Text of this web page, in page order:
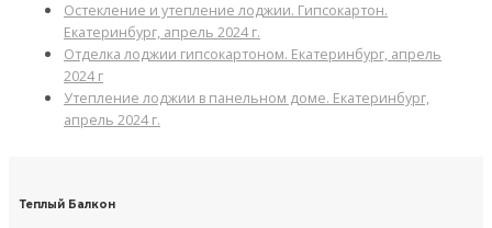
Остекление и утепление лоджии. Гипсокартон.
Екатеринбург, апрель 2024 г.
Отделка лоджии гипсокартоном. Екатеринбург, апрель
2024 г
Утепление лоджии в панельном доме. Екатеринбург,
апрель 2024 г.
Теплый Балкон